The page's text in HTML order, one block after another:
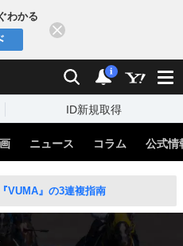
わかる
検索 通知
i
ID新規取得
ニュース コラム 公式情
VUMA』の3連複指南